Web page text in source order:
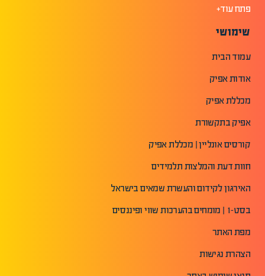
פתח עוד+
שימושי
עמוד הבית
אודות אפיק
מכללת אפיק
אפיק בתקשורת
קורסים אונליין | מכללת אפיק
חוות דעת והמלצות תלמידים
האירגון לקידום והעשרת שמאים בישראל
בסט-1 | מומחים בהערכות שווי ופיננסים
מפת האתר
הצהרת נגישות